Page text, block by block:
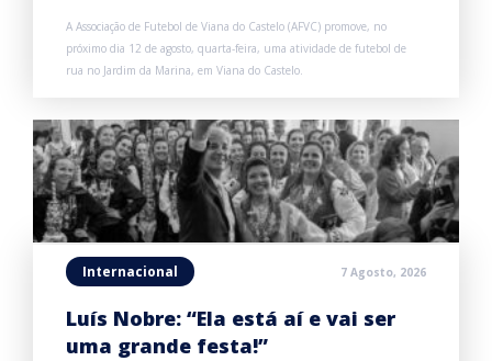
A Associação de Futebol de Viana do Castelo (AFVC) promove, no
próximo dia 12 de agosto, quarta-feira, uma atividade de futebol de
rua no Jardim da Marina, em Viana do Castelo.
Internacional 7 Agosto, 2026
Luís Nobre: “Ela está aí e vai ser
uma grande festa!”